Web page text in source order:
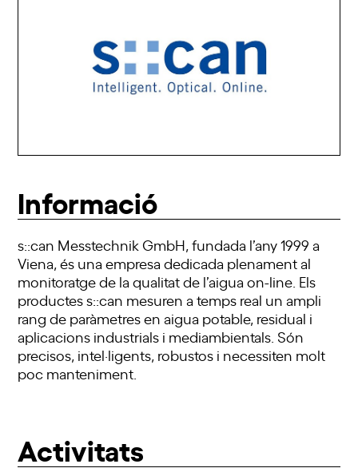
Informació
s::can Messtechnik GmbH, fundada l’any 1999 a
Viena, és una empresa dedicada plenament al
monitoratge de la qualitat de l’aigua on-line. Els
productes s::can mesuren a temps real un ampli
rang de paràmetres en aigua potable, residual i
aplicacions industrials i mediambientals. Són
precisos, intel·ligents, robustos i necessiten molt
poc manteniment.
Activitats